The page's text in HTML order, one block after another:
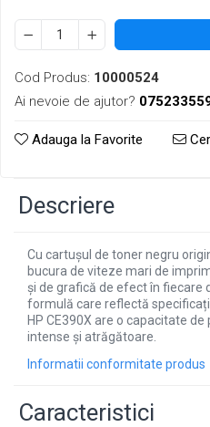
Cod Produs: 10000524
Ai nevoie de ajutor?
Adauga la Favorite
Descriere
Cu cartușul de toner negru
bucura de viteze mari de
și de grafică de efect în fiecare
formulă care reflectă
HP CE390X are o capacitate
intense și atrăgătoare.
Informatii conformitate produs
Caracteristici